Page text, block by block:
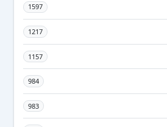
1597
1217
1157
984
983